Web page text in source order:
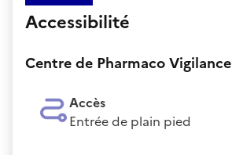
Accessibilité
Centre de Pharmaco Vigilance
Accès
Entrée de plain pied